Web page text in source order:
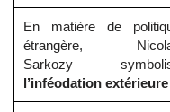
En matière de
étrangère,
Sarkozy
l’inféodation extérieure